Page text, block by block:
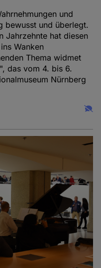
und
bewusst und überlegt.
Jahrzehnte hat diesen
Wanken
Thema widmet
das vom 4. bis 6.
Nürnberg